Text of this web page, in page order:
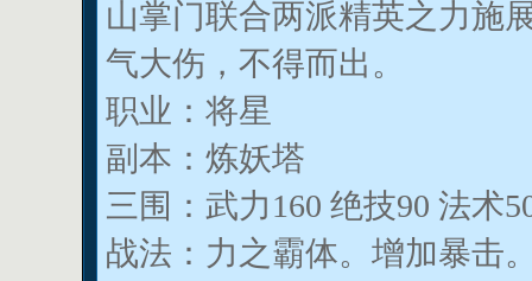
山掌门联合两派精英之力施
气大伤，不得而出。
职业：将星
副本：炼妖塔
三围：武力160 绝技90 法术
战法：力之霸体。增加暴击